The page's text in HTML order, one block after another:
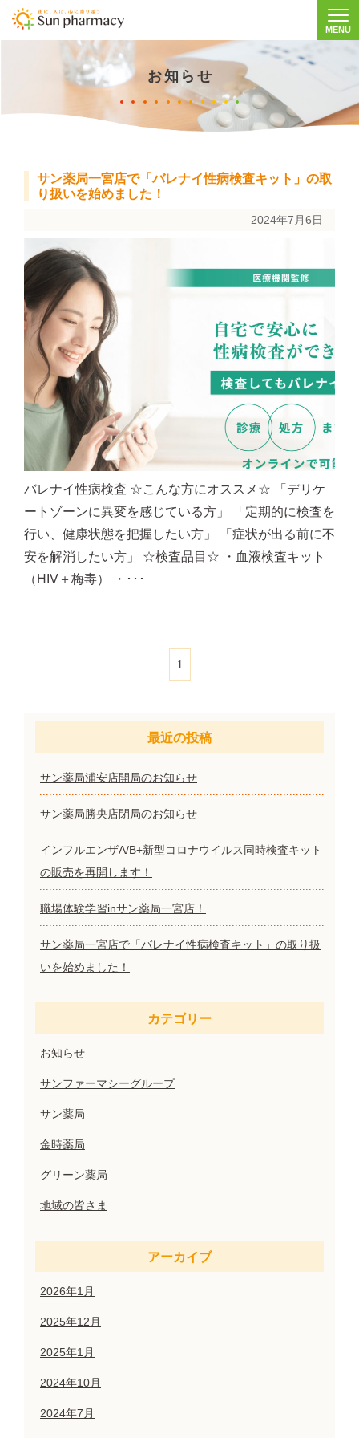
MENU
お知らせ
サン薬局一宮店で「バレナイ性病検査キット」の取
り扱いを始めました！
2024年7月6日
バレナイ性病検査 ☆こんな方にオススメ☆ 「デリケ
ートゾーンに異変を感じている方」 「定期的に検査を
行い、健康状態を把握したい方」 「症状が出る前に不
安を解消したい方」 ☆検査品目☆ ・血液検査キット
（HIV＋梅毒） ・･･･
1
最近の投稿
サン薬局浦安店開局のお知らせ
サン薬局勝央店閉局のお知らせ
インフルエンザA/B+新型コロナウイルス同時検査キット
の販売を再開します！
職場体験学習inサン薬局一宮店！
サン薬局一宮店で「バレナイ性病検査キット」の取り扱
いを始めました！
カテゴリー
お知らせ
サンファーマシーグループ
サン薬局
金時薬局
グリーン薬局
地域の皆さま
アーカイブ
2026年1月
2025年12月
2025年1月
2024年10月
2024年7月